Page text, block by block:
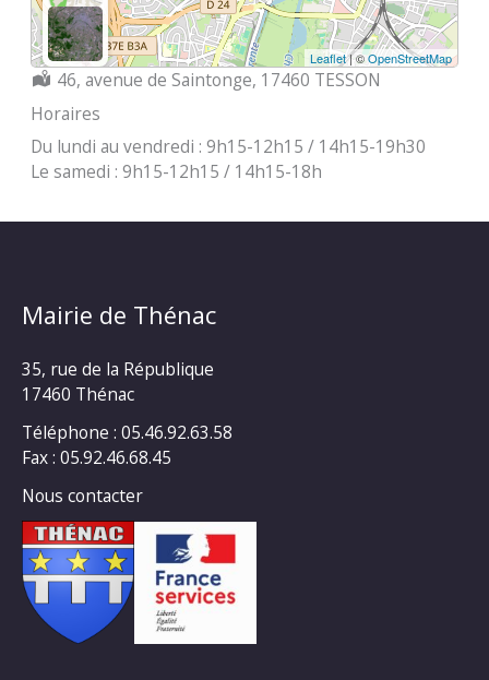
Leaflet| ©OpenStreetMap
Localisation :
46, avenue de Saintonge, 17460 TESSON
Horaires
Du lundi au vendredi : 9h15-12h15 / 14h15-19h30
Le samedi : 9h15-12h15 / 14h15-18h
Mairie de Thénac
35, rue de la République
17460 Thénac
Téléphone : 05.46.92.63.58
Fax : 05.92.46.68.45
Nous contacter